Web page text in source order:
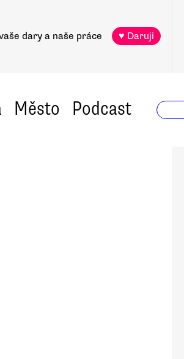
dary a naše práce ♥ Daruji
Město Podcast